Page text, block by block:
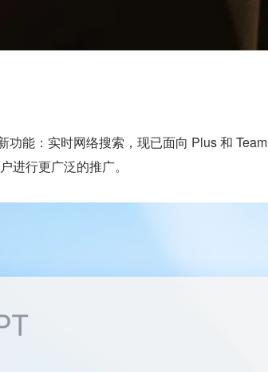
功能：实时网络搜索，现已面向 Plus 和 Team
进行更广泛的推广。